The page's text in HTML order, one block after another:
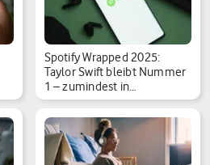
Spotify Wrapped 2025:
Taylor Swift bleibt Nummer
1 – zumindest in…